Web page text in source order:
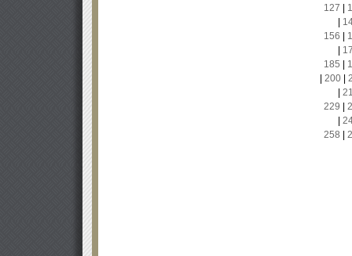
127
156
185
200|
229
258